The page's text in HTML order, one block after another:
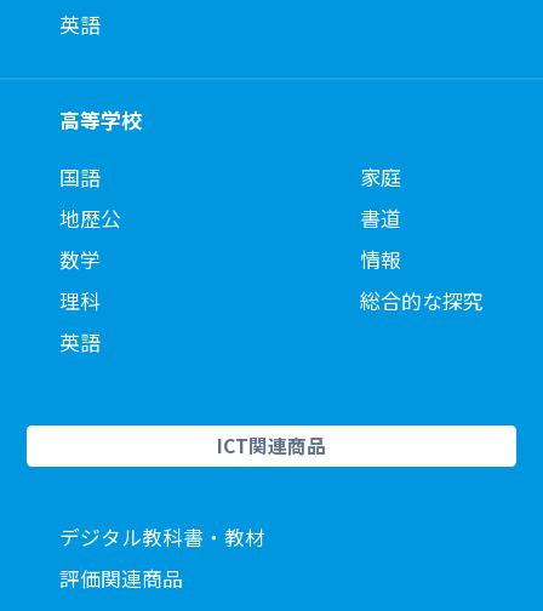
英語
高等学校
国語
地歴公
数学
理科
英語
家庭
書道
情報
総合的な探究
ICT関連商品
デジタル教科書・教材
評価関連商品